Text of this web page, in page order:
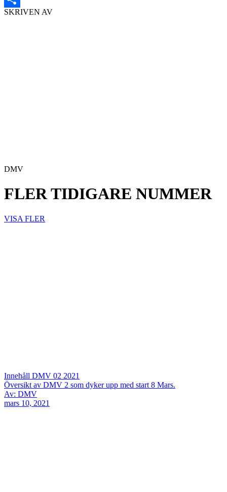
Dela
SKRIVEN AV
DMV
FLER TIDIGARE NUMMER
VISA FLER
Innehåll DMV 02 2021
Översikt av DMV 2 som dyker upp med start 8 Mars.
Av: DMV
mars 10, 2021